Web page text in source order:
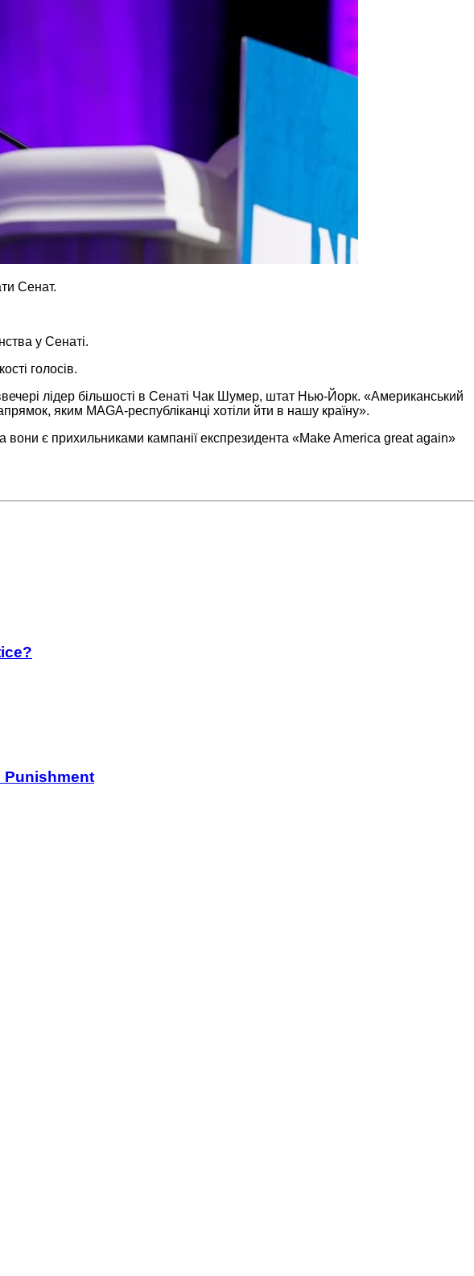
Сенат.
у Сенаті.
голосів.
лідер більшості в Сенаті Чак Шумер, штат Нью-Йорк. «Американський
яким MAGA-республіканці хотіли йти в нашу країну».
вони є прихильниками кампанії експрезидента «Make America great again»
Punishment